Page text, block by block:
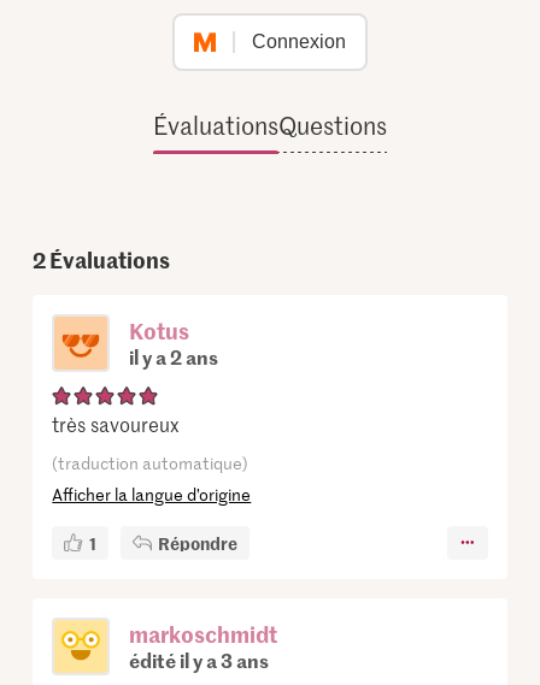
Connexion
ÉvaluationsQuestions
2Évaluations
Kotus
il y a 2 ans
très savoureux
(traduction automatique)
Afficher la langue d’origine
1 Répondre
markoschmidt
édité il y a 3 ans